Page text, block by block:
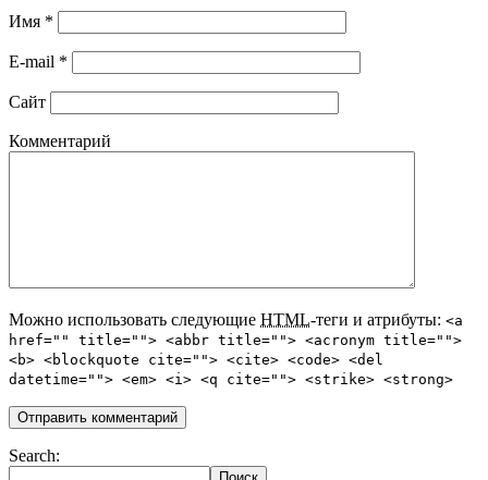
Имя *
E-mail *
Сайт
Комментарий
Можно использовать следующие HTML-теги и атрибуты: <a
href="" title=""> <abbr title=""> <acronym title="">
<b> <blockquote cite=""> <cite> <code> <del
datetime=""> <em> <i> <q cite=""> <strike> <strong>
Search: